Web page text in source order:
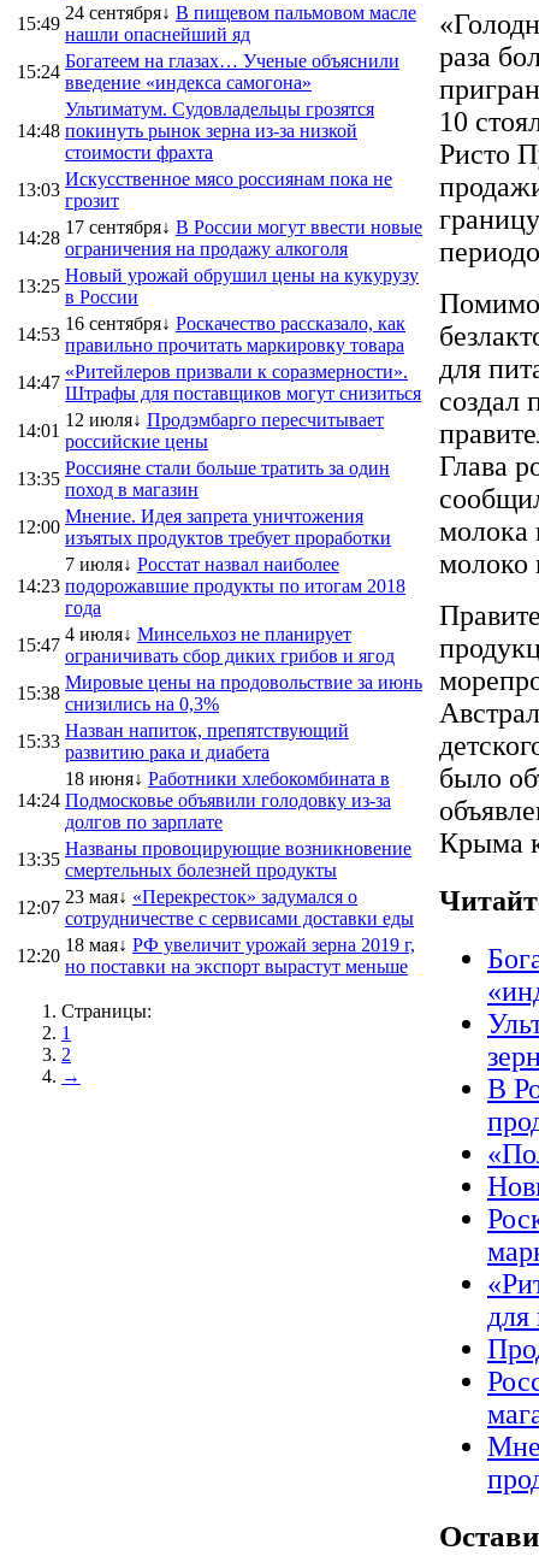
15:49
24 сентября↓ В пищевом пальмовом масле
нашли опаснейший яд
15:24
Богатеем на глазах… Ученые объяснили
введение «индекса самогона»
14:48
Ультиматум. Судовладельцы грозятся
покинуть рынок зерна из-за низкой
стоимости фрахта
13:03
Искусственное мясо россиянам пока не
грозит
14:28
17 сентября↓ В России могут ввести новые
ограничения на продажу алкоголя
13:25
Новый урожай обрушил цены на кукурузу
в России
14:53
16 сентября↓ Роскачество рассказало, как
правильно прочитать маркировку товара
14:47
«Ритейлеров призвали к соразмерности».
Штрафы для поставщиков могут снизиться
14:01
12 июля↓ Продэмбарго пересчитывает
российские цены
13:35
Россияне стали больше тратить за один
поход в магазин
12:00
Мнение. Идея запрета уничтожения
изъятых продуктов требует проработки
14:23
7 июля↓ Росстат назвал наиболее
подорожавшие продукты по итогам 2018
года
15:47
4 июля↓ Минсельхоз не планирует
ограничивать сбор диких грибов и ягод
15:38
Мировые цены на продовольствие за июнь
снизились на 0,3%
15:33
Назван напиток, препятствующий
развитию рака и диабета
14:24
18 июня↓ Работники хлебокомбината в
Подмосковье объявили голодовку из-за
долгов по зарплате
13:35
Названы провоцирующие возникновение
смертельных болезней продукты
12:07
23 мая↓ «Перекресток» задумался о
сотрудничестве с сервисами доставки еды
12:20
18 мая↓ РФ увеличит урожай зерна 2019 г,
но поставки на экспорт вырастут меньше
Страницы:
1
2
→
раза
10
Ристо
Помимо
для
создал
Глава
молока
молоко
было
Крыма
В
для